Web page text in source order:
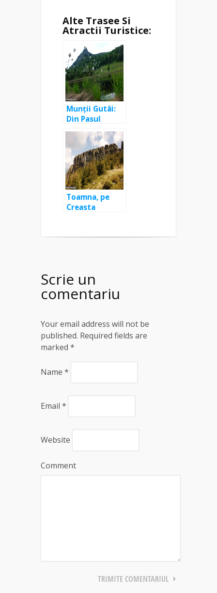
Alte Trasee Si
Atractii Turistice:
Munții Gutâi:
Din Pasul
Gutâi, pe
Creasta
Cocoșului
Toamna, pe
Creasta
Scrie un
comentariu
Your email address will not be
published. Required fields are
marked *
Name *
Email *
Website
Comment